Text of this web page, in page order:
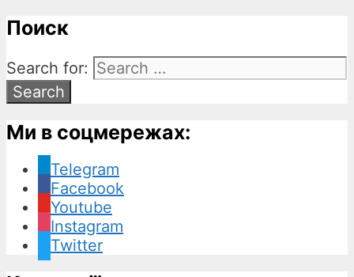
Поиск
Search for:
Ми в соцмережах:
Telegram
Facebook
Youtube
Instagram
Twitter